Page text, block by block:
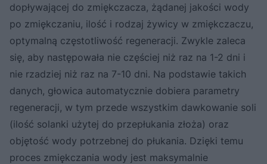
dopływającej do zmiękczacza, żądanej jakości wody
po zmiękczaniu, ilość i rodzaj żywicy w zmiękczaczu,
optymalną częstotliwość regeneracji. Zwykle zaleca
się, aby następowała nie częściej niż raz na 1-2 dni i
nie rzadziej niż raz na 7-10 dni. Na podstawie takich
danych, głowica automatycznie dobiera parametry
regeneracji, w tym przede wszystkim dawkowanie soli
(ilość solanki użytej do przepłukania złoża) oraz
objętość wody potrzebnej do płukania. Dzięki temu
proces zmiękczania wody jest maksymalnie